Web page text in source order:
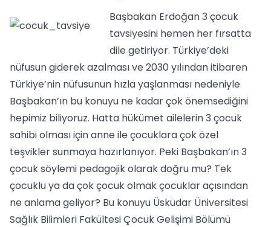
Başbakan Erdoğan 3 çocuk
tavsiyesini hemen her fırsatta
dile getiriyor. Türkiye’deki
nüfusun giderek azalması ve 2030 yılından itibaren
Türkiye’nin nüfusunun hızla yaşlanması nedeniyle
Başbakan’ın bu konuyu ne kadar çok önemsediğini
hepimiz biliyoruz. Hatta hükümet ailelerin 3 çocuk
sahibi olması için anne ile çocuklara çok özel
teşvikler sunmaya hazırlanıyor. Peki Başbakan’ın 3
çocuk söylemi pedagojik olarak doğru mu? Tek
çocuklu ya da çok çocuk olmak çocuklar açısından
ne anlama geliyor? Bu konuyu Üsküdar Üniversitesi
Sağlık Bilimleri Fakültesi Çocuk Gelişimi Bölümü